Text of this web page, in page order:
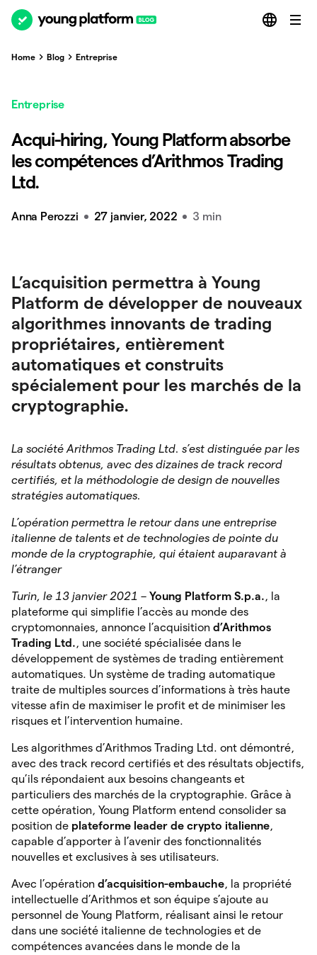
Home Blog Entreprise
Entreprise
Acqui-hiring, Young Platform absorbe
les compétences d’Arithmos Trading
Ltd.
Anna Perozzi 27 janvier, 2022 3 min
L’acquisition permettra à Young
Platform de développer de nouveaux
algorithmes innovants de trading
propriétaires, entièrement
automatiques et construits
spécialement pour les marchés de la
cryptographie.
La société Arithmos Trading Ltd. s’est distinguée par les
résultats obtenus, avec des dizaines de track record
certifiés, et la méthodologie de design de nouvelles
stratégies automatiques.
L’opération permettra le retour dans une entreprise
italienne de talents et de technologies de pointe du
monde de la cryptographie, qui étaient auparavant à
l’étranger
Turin, le 13 janvier 2021 – Young Platform S.p.a., la
plateforme qui simplifie l’accès au monde des
cryptomonnaies, annonce l’acquisition d’Arithmos
Trading Ltd., une société spécialisée dans le
développement de systèmes de trading entièrement
automatiques. Un système de trading automatique
traite de multiples sources d’informations à très haute
vitesse afin de maximiser le profit et de minimiser les
risques et l’intervention humaine.
Les algorithmes d’Arithmos Trading Ltd. ont démontré,
avec des track record certifiés et des résultats objectifs,
qu’ils répondaient aux besoins changeants et
particuliers des marchés de la cryptographie. Grâce à
cette opération, Young Platform entend consolider sa
position de plateforme leader de crypto italienne,
capable d’apporter à l’avenir des fonctionnalités
nouvelles et exclusives à ses utilisateurs.
Avec l’opération d’acquisition-embauche, la propriété
intellectuelle d’Arithmos et son équipe s’ajoute au
personnel de Young Platform, réalisant ainsi le retour
dans une société italienne de technologies et de
compétences avancées dans le monde de la